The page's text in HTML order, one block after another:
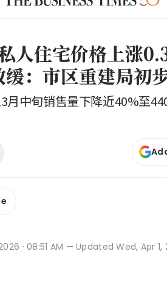
人住宅价格上涨
：市区重建局初
月中旬销售量下降近40%至
· 08:51 AM — Updated Wed, Apr 1,